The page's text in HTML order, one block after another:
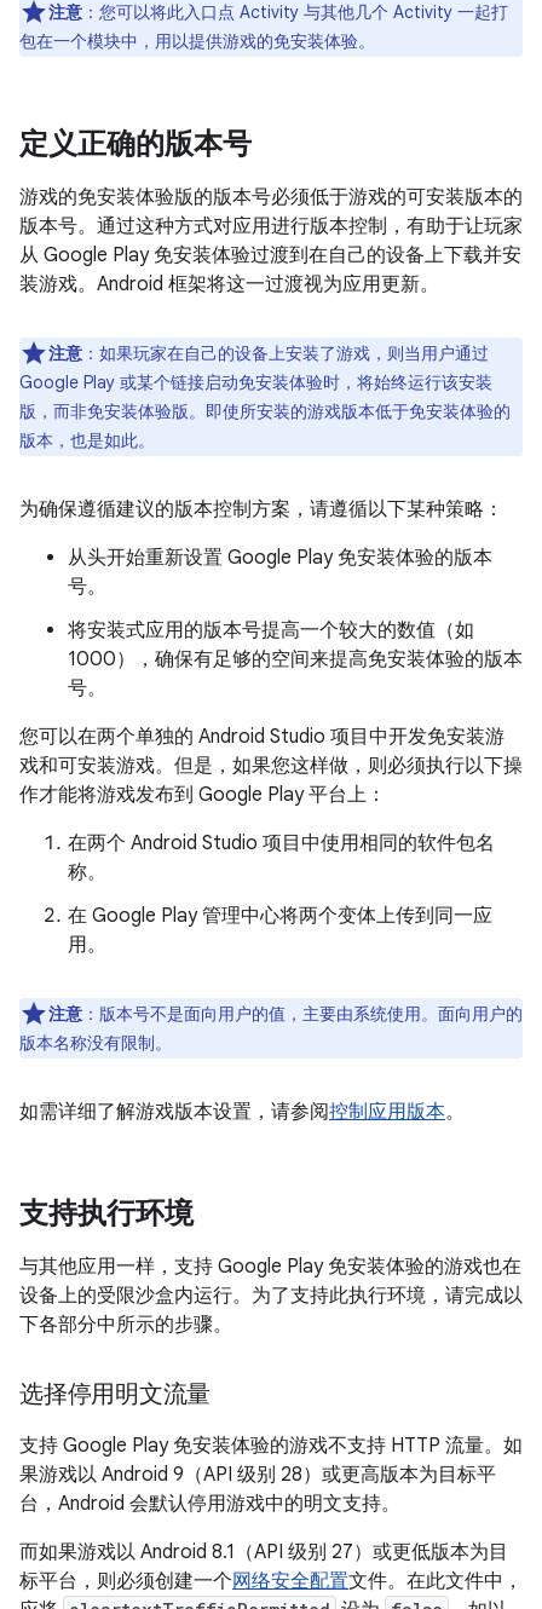
注意 ： 您可以将此入口点 Activity 与其他几个 Activity 一起打
包在一个模块中，用以提供游戏的免安装体验。
定义正确的版本号
游戏的免安装体验版的版本号必须低于游戏的可安装版本的
版本号。通过这种方式对应用进行版本控制，有助于让玩家
从 Google Play 免安装体验过渡到在自己的设备上下载并安
装游戏。Android 框架将这一过渡视为应用更新。
注意 ： 如果玩家在自己的设备上安装了游戏，则当用户通过
Google Play 或某个链接启动免安装体验时，将始终运行该安装
版，而非免安装体验版。即使所安装的游戏版本低于免安装体验的
版本，也是如此。
为确保遵循建议的版本控制方案，请遵循以下某种策略：
从头开始重新设置 Google Play 免安装体验的版本
号。
将安装式应用的版本号提高一个较大的数值（如
1000），确保有足够的空间来提高免安装体验的版本
号。
您可以在两个单独的 Android Studio 项目中开发免安装游
戏和可安装游戏。但是，如果您这样做，则必须执行以下操
作才能将游戏发布到 Google Play 平台上：
在两个 Android Studio 项目中使用相同的软件包名
称。
在 Google Play 管理中心将两个变体上传到同一应
用。
注意 ：版本号不是面向用户的值，主要由系统使用。面向用户的
版本名称没有限制。
如需详细了解游戏版本设置，请参阅控制应用版本。
支持执行环境
与其他应用一样，支持 Google Play 免安装体验的游戏也在
设备上的受限沙盒内运行。为了支持此执行环境，请完成以
下各部分中所示的步骤。
选择停用明文流量
支持 Google Play 免安装体验的游戏不支持 HTTP 流量。如
果游戏以 Android 9（API 级别 28）或更高版本为目标平
台，Android 会默认停用游戏中的明文支持。
而如果游戏以 Android 8.1（API 级别 27）或更低版本为目
标平台，则必须创建一个网络安全配置文件。在此文件中，